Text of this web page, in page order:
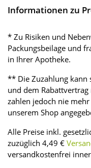
Informationen zu
* Zu Risiken und
Packungsbeilage und
in Ihrer Apotheke.
** Die Zuzahlung kann
und dem
zahlen jedoch nie
unserem Shop
Alle Preise inkl.
zuzüglich 4,49 €
versandkostenfrei